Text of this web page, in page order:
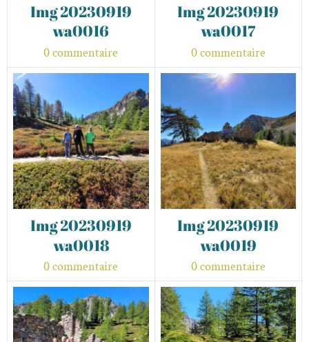
Img 20230919
wa0016
0 commentaire
Img 20230919
wa0017
0 commentaire
Img 20230919
wa0018
0 commentaire
Img 20230919
wa0019
0 commentaire